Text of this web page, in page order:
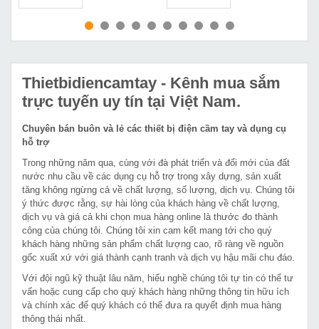
MUA NGAY MUA NGAY
Thietbidiencamtay - Kênh mua sắm
trực tuyến uy tín tại Việt Nam.
Chuyên bán buôn và lẻ các thiết bị điện cầm tay và dụng cụ
hỗ trợ
Trong những năm qua, cùng với đà phát triển và đổi mới của đất
nước nhu cầu về các dụng cụ hỗ trợ trong xây dựng, sản xuất
tăng không ngừng cả về chất lượng, số lượng, dịch vụ. Chúng tôi
ý thức được rằng, sự hài lòng của khách hàng về chất lượng,
dịch vụ và giá cả khi chọn mua hàng online là thước đo thành
công của chúng tôi. Chúng tôi xin cam kết mang tới cho quý
khách hàng những sản phẩm chất lượng cao, rõ ràng về nguồn
gốc xuất xứ với giá thành cạnh tranh và dịch vụ hậu mãi chu đáo.
Với đội ngũ kỹ thuật lâu năm, hiểu nghề chúng tôi tự tin có thể tư
vấn hoặc cung cấp cho quý khách hàng những thông tin hữu ích
và chính xác để quý khách có thể đưa ra quyết định mua hàng
thông thái nhất.